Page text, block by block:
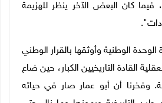
فيما كان البعض الآخر ينظر للهزيمة
الوطنية وأوثقها بالقرار الوطني
القادة التاريخيين الكبار، حين ضاع
وفخرنا أن أبو عمار صار في حياته